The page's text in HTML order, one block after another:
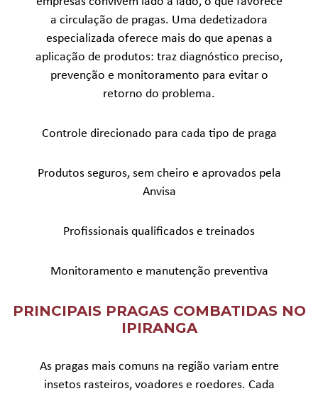
a circulação de pragas. Uma dedetizadora
especializada oferece mais do que apenas a
aplicação de produtos: traz diagnóstico preciso,
prevenção e monitoramento para evitar o
retorno do problema.
Controle direcionado para cada tipo de praga
Produtos seguros, sem cheiro e aprovados pela
Anvisa
Profissionais qualificados e treinados
Monitoramento e manutenção preventiva
PRINCIPAIS PRAGAS COMBATIDAS NO
IPIRANGA
As pragas mais comuns na região variam entre
insetos rasteiros, voadores e roedores. Cada